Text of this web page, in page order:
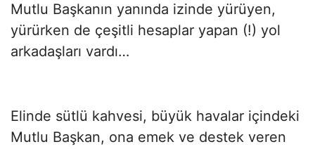
Mutlu Başkanın yanında izinde yürüyen,
yürürken de çeşitli hesaplar yapan (!) yol
arkadaşları vardı…
Elinde sütlü kahvesi, büyük havalar içindeki
Mutlu Başkan, ona emek ve destek veren